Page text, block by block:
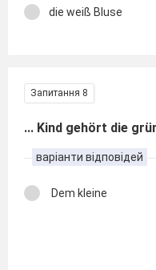
die weiß Bluse
Запитання 8
... Kind gehört die
варіанти відповідей
Dem kleine